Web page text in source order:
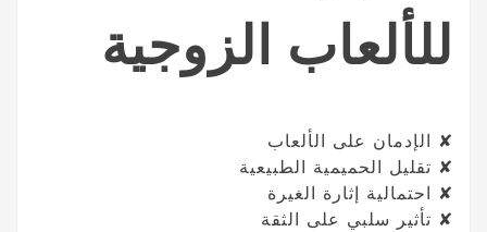
للألعاب الزوجية
✘ الإدمان على الألعاب
✘ تقليل الحميمية الطبيعية
✘ احتمالية إثارة الغيرة
✘ تأثير سلبي على الثقة